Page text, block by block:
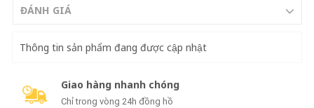
ĐÁNH GIÁ
Thông tin sản phẩm đang được cập nhật
Giao hàng nhanh chóng
Chỉ trong vòng 24h đồng hồ